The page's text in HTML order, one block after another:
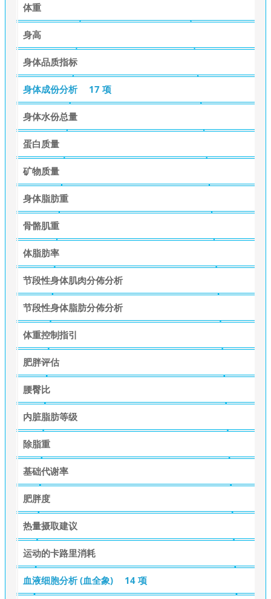
体重
身高
身体品质指标
身体成份分析 17 项
身体水份总量
蛋白质量
矿物质量
身体脂肪重
骨骼肌重
体脂肪率
节段性身体肌肉分佈分析
节段性身体脂肪分佈分析
体重控制指引
肥胖评估
腰臀比
内脏脂肪等级
除脂重
基础代谢率
肥胖度
热量摄取建议
运动的卡路里消耗
血液细胞分析 (血全象) 14 项